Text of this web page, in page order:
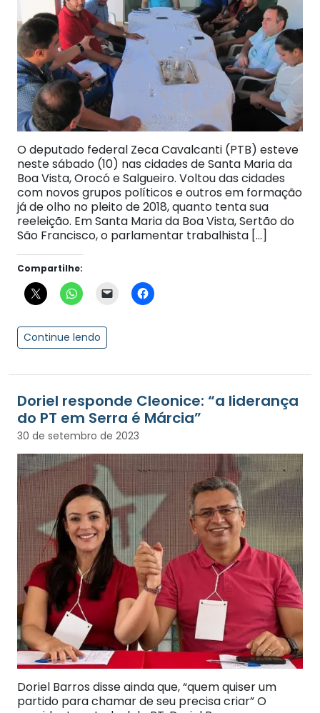
O deputado federal Zeca Cavalcanti (PTB) esteve
neste sábado (10) nas cidades de Santa Maria da
Boa Vista, Orocó e Salgueiro. Voltou das cidades
com novos grupos políticos e outros em formação
já de olho no pleito de 2018, quanto tenta sua
reeleição. Em Santa Maria da Boa Vista, Sertão do
São Francisco, o parlamentar trabalhista […]
Compartilhe:
Continue lendo
Doriel responde Cleonice: “a liderança
do PT em Serra é Márcia”
30 de setembro de 2023
Doriel Barros disse ainda que, “quem quiser um
partido para chamar de seu precisa criar” O